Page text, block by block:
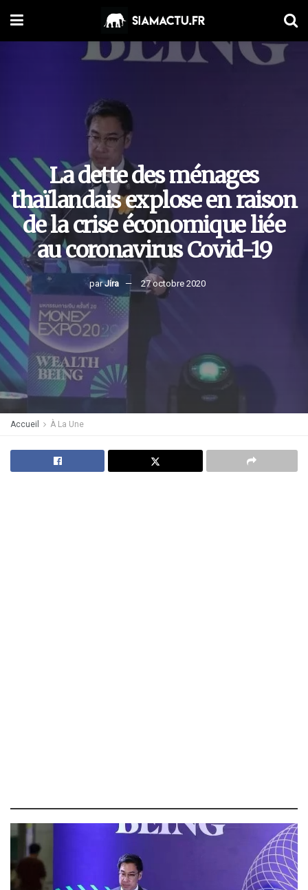
La dette des ménages
thaïlandais explose en raison
de la crise économique liée
au coronavirus Covid-19
par Jira 27 octobre 2020
Accueil À La Une